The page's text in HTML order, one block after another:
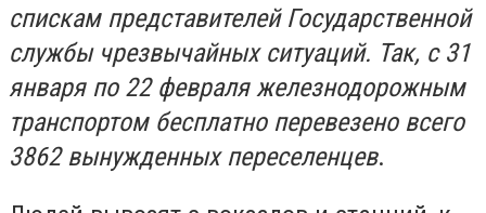
спискам представителей Государственной
службы чрезвычайных ситуаций. Так, с 31
января по 22 февраля железнодорожным
транспортом бесплатно перевезено всего
3862 вынужденных переселенцев.